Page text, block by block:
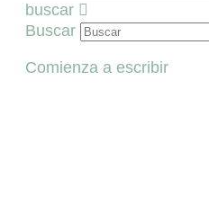
buscar
Buscar
Comienza a escribir